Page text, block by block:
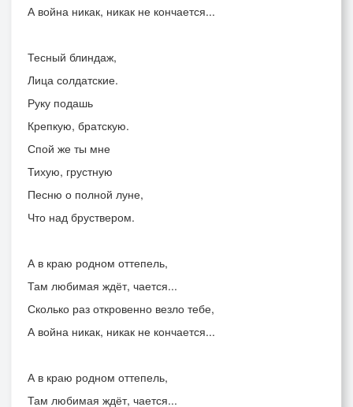
А война никак, никак не кончается...
Тесный блиндаж,
Лица солдатские.
Руку подашь
Крепкую, братскую.
Спой же ты мне
Тихую, грустную
Песню о полной луне,
Что над бруствером.
А в краю родном оттепель,
Там любимая ждёт, чается...
Сколько раз откровенно везло тебе,
А война никак, никак не кончается...
А в краю родном оттепель,
Там любимая ждёт, чается...